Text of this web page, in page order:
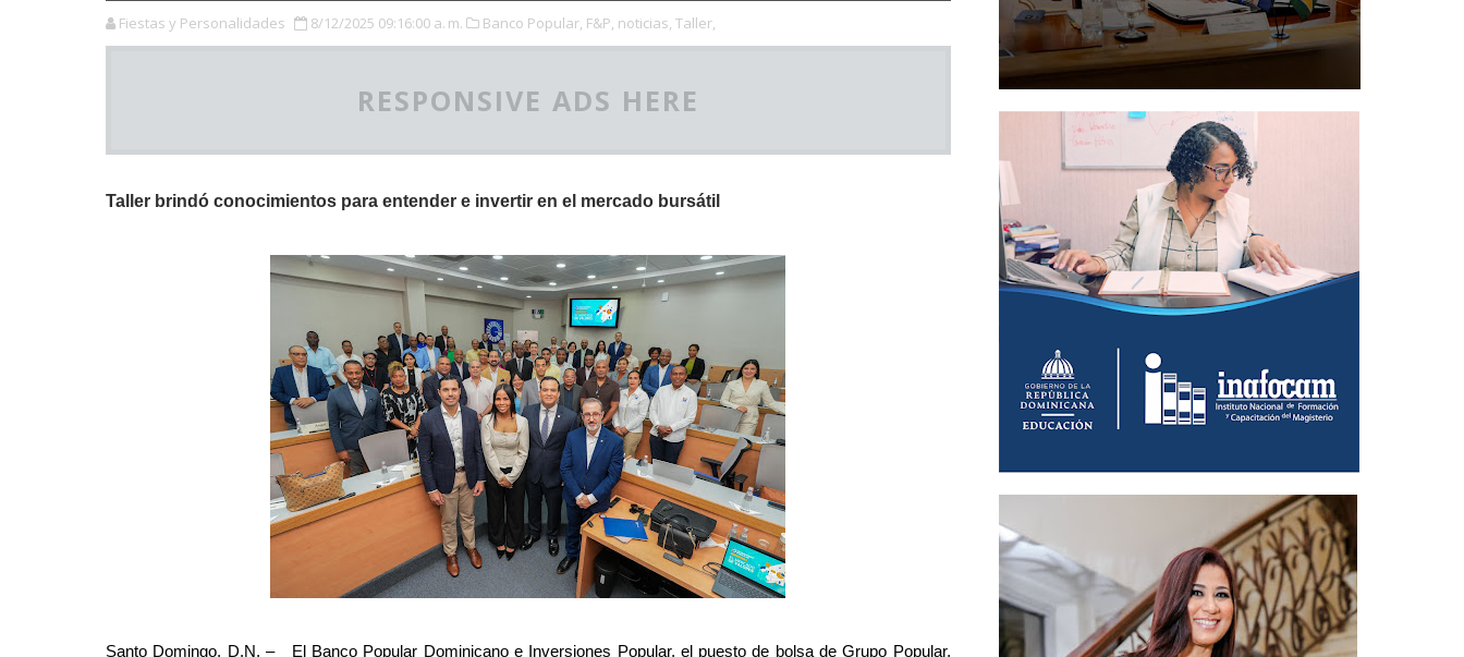
Fiestas y Personalidades 8/12/2025 09:16:00 a. m. Banco Popular, F&P, noticias, Taller,
RESPONSIVE ADS HERE
Taller brindó conocimientos para entender e invertir en el mercado bursátil
Santo Domingo, D.N. – El Banco Popular Dominicano e Inversiones Popular, el puesto de bolsa de Grupo Popular,